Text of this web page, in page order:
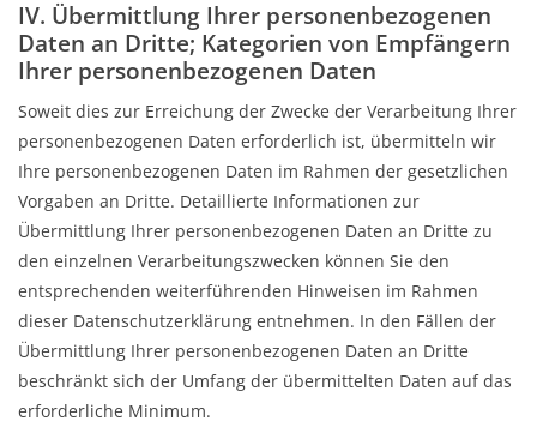
IV. Übermittlung Ihrer personenbezogenen
Daten an Dritte; Kategorien von Empfängern
Ihrer personenbezogenen Daten
Soweit dies zur Erreichung der Zwecke der Verarbeitung Ihrer
personenbezogenen Daten erforderlich ist, übermitteln wir
Ihre personenbezogenen Daten im Rahmen der gesetzlichen
Vorgaben an Dritte. Detaillierte Informationen zur
Übermittlung Ihrer personenbezogenen Daten an Dritte zu
den einzelnen Verarbeitungszwecken können Sie den
entsprechenden weiterführenden Hinweisen im Rahmen
dieser Datenschutzerklärung entnehmen. In den Fällen der
Übermittlung Ihrer personenbezogenen Daten an Dritte
beschränkt sich der Umfang der übermittelten Daten auf das
erforderliche Minimum.